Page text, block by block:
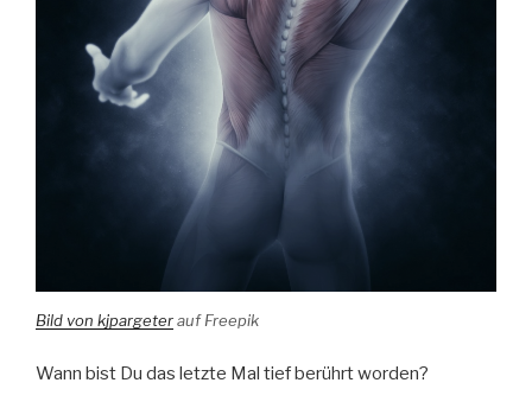
Bild von kjpargeterauf Freepik
Wann bist Du das letzte Mal tief berührt worden?